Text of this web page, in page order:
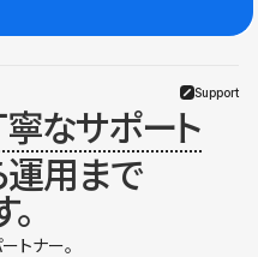
Support
なサポート
運用まで
トナー。